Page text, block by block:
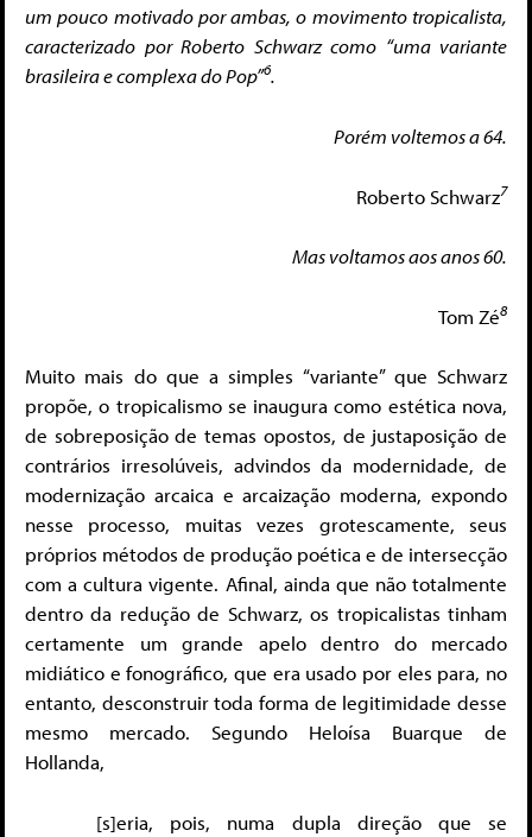
um pouco motivado por ambas, o movimento tropicalista,
caracterizado por Roberto Schwarz como “uma variante
brasileira e complexa do Pop”6.
Porém voltemos a 64.
Roberto Schwarz7
Mas voltamos aos anos 60.
Tom Zé8
Muito mais do que a simples “variante” que Schwarz
propõe, o tropicalismo se inaugura como estética nova,
de sobreposição de temas opostos, de justaposição de
contrários irresolúveis, advindos da modernidade, de
modernização arcaica e arcaização moderna, expondo
nesse processo, muitas vezes grotescamente, seus
próprios métodos de produção poética e de intersecção
com a cultura vigente. Afinal, ainda que não totalmente
dentro da redução de Schwarz, os tropicalistas tinham
certamente um grande apelo dentro do mercado
midiático e fonográfico, que era usado por eles para, no
entanto, desconstruir toda forma de legitimidade desse
mesmo mercado. Segundo Heloísa Buarque de
Hollanda,
[s]eria, pois, numa dupla direção que se